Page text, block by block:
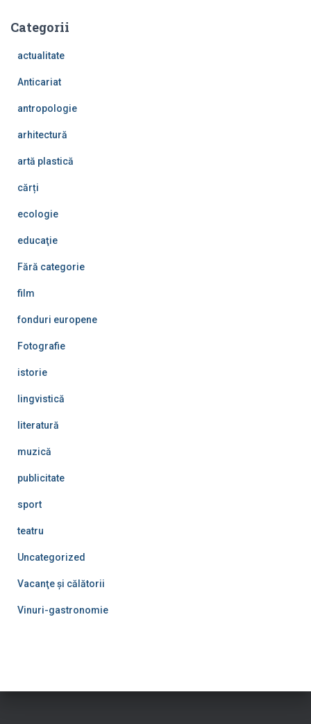
Categorii
actualitate
Anticariat
antropologie
arhitectură
artă plastică
cărți
ecologie
educaţie
Fără categorie
film
fonduri europene
Fotografie
istorie
lingvistică
literatură
muzică
publicitate
sport
teatru
Uncategorized
Vacanţe şi călătorii
Vinuri-gastronomie